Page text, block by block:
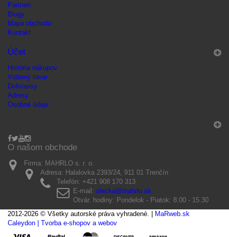
Partneri
Blogy
Mapa obchodu
Kontakt
Účet
História nákupov
Vrátený tovar
Dobropisy
Adresy
Osobné údaje
O našom obchode
Firma: MAHRLO s. r. o.
Adresa: Halalovka 2393/24, 911 01 Trenčín
Telefón: +421 908 170 313
E-mail: slecka@mahrlo.sk
Otvár. hodiny: Pondelok - Piatok: 8.00 - 15.30
2012-2026 © Všetky autorské práva vyhradené. | MaRweb.sk
Caleydon | Tvorba e-shopov a webov